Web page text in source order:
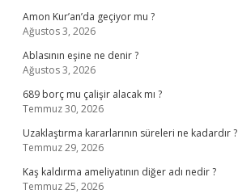
Amon Kur’an’da geçiyor mu ?
Ağustos 3, 2026
Ablasının eşine ne denir ?
Ağustos 3, 2026
689 borç mu çalişir alacak mı ?
Temmuz 30, 2026
Uzaklaştırma kararlarının süreleri ne kadardır ?
Temmuz 29, 2026
Kaş kaldırma ameliyatının diğer adı nedir ?
Temmuz 25, 2026